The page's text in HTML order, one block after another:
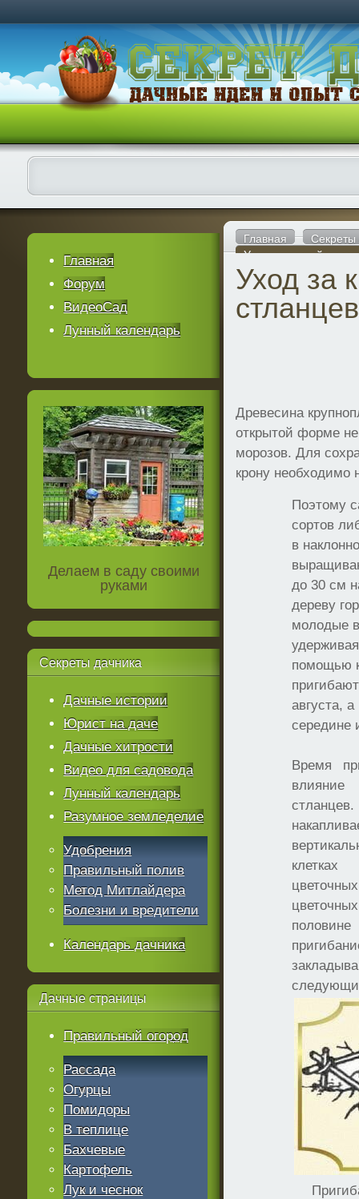
Главная
Секреты
Уход за кроной
Уход за
Древесина
открытой форме
морозов. Для
крону необходимо
Поэтому
сортов
в
до 30 см
дереву
молодые
помощью
августа,
середине
Время
Главная
Форум
ВидеоСад
Лунный календарь
Делаем в саду своими
руками
Секреты дачника
Дачные истории
Юрист на даче
Дачные хитрости
Видео для садовода
Лунный календарь
Разумное земледелие
Удобрения
Правильный полив
Метод Митлайдера
Болезни и вредители
Календарь дачника
Дачные страницы
Правильный огород
Рассада
Огурцы
Помидоры
В теплице
Бахчевые
Картофель
Лук и чеснок